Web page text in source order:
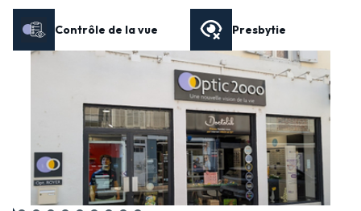
Contrôle de la vue Presbytie